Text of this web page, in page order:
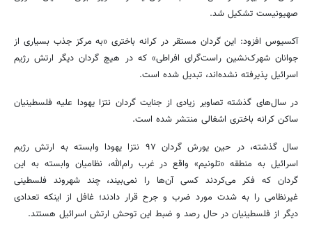
صهیونیست تشکیل شد.
آکسیوس افزود: این گردان مستقر در کرانه باختری «به مرکز جذب بسیاری از
جوانان شهرک‌نشین راست‌گرای افراطی» که در هیچ گردان دیگر ارتش رژیم
اسرائیل پذیرفته نشده‌اند، تبدیل شده است.
در سال‌های گذشته تصاویر زیادی از جنایت گردان نتزا یهودا علیه فلسطینیان
ساکن کرانه باختری اشغالی منتشر شده است.
سال گذشته، در حین یورش گردان ۹۷ نتزا یهودا وابسته به ارتش رژیم
اسرائیل به منطقه «تلونیم» واقع در غرب رام‌الله، نظامیان وابسته به این
گردان که فکر می‌کردند کسی آن‌ها را نمی‌بیند، چند شهروند فلسطینی
غیرنظامی را به‌ شدت مورد ضرب و جرح قرار دادند؛ غافل از اینکه تعدادی
دیگر از فلسطینیان در حال رصد و ضبط این توحش ارتش اسرائیل هستند.